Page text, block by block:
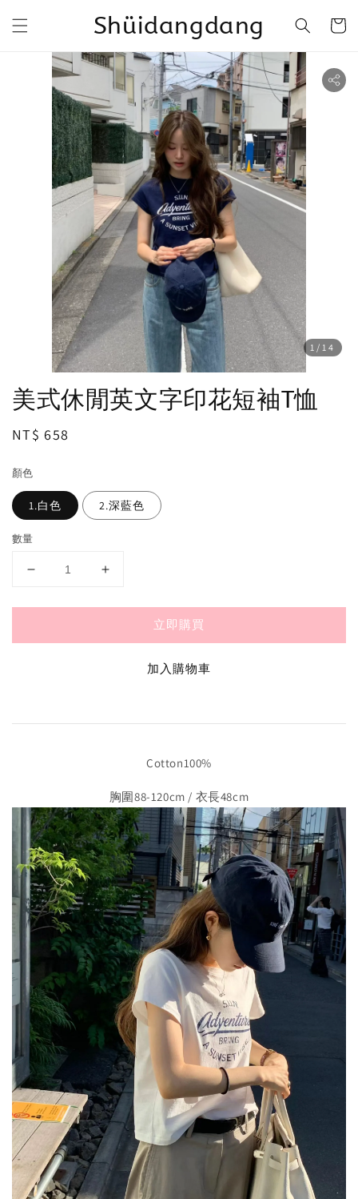
Shüidangdang
1 /14
美式休閒英文字印花短袖T恤
Regular
NT$ 658
顏色
1.白色 2.深藍色
數量
立即購買
加入購物車
Cotton100%
胸圍88-120cm / 衣長48cm